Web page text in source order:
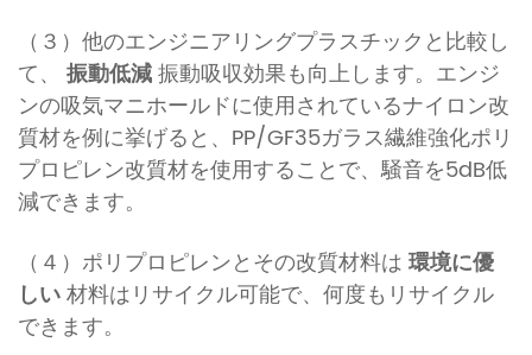
（３）他のエンジニアリングプラスチックと比較し
て、 振動低減振動吸収効果も向上します。エンジ
ンの吸気マニホールドに使用されているナイロン改
質材を例に挙げると、PP/GF35ガラス繊維強化ポリ
プロピレン改質材を使用することで、騒音を5dB低
減できます。
（４）ポリプロピレンとその改質材料は 環境に優
しい材料はリサイクル可能で、何度もリサイクル
できます。